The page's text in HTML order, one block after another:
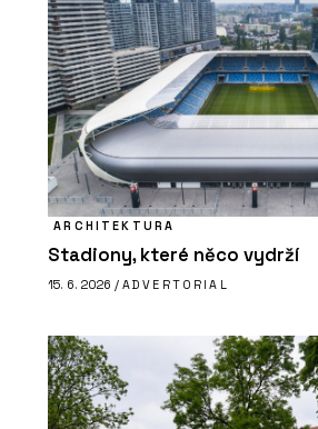
ARCHITEKTURA
Stadiony, které něco vydrží
15. 6. 2026 / ADVERTORIAL